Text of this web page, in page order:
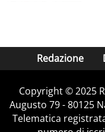
Redazione
Copyright ©️ 2025
Augusto 79 - 80125
Telematica